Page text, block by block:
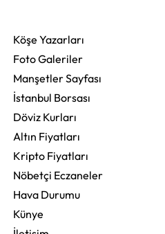
Köşe Yazarları
Foto Galeriler
Manşetler Sayfası
İstanbul Borsası
Döviz Kurları
Altın Fiyatları
Kripto Fiyatları
Nöbetçi Eczaneler
Hava Durumu
Künye